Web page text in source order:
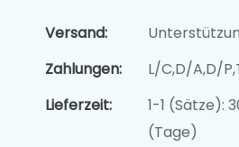
Versand:
Zahlungen:
L/C,D/A,D/
Lieferzeit:
1-1 (Sätze):
(Tage)